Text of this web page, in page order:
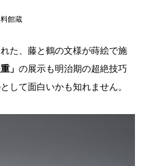
館蔵
た、藤と鶴の文様が蒔絵で施
」 の展示も明治期の超絶技巧
して面白いかも知れません。